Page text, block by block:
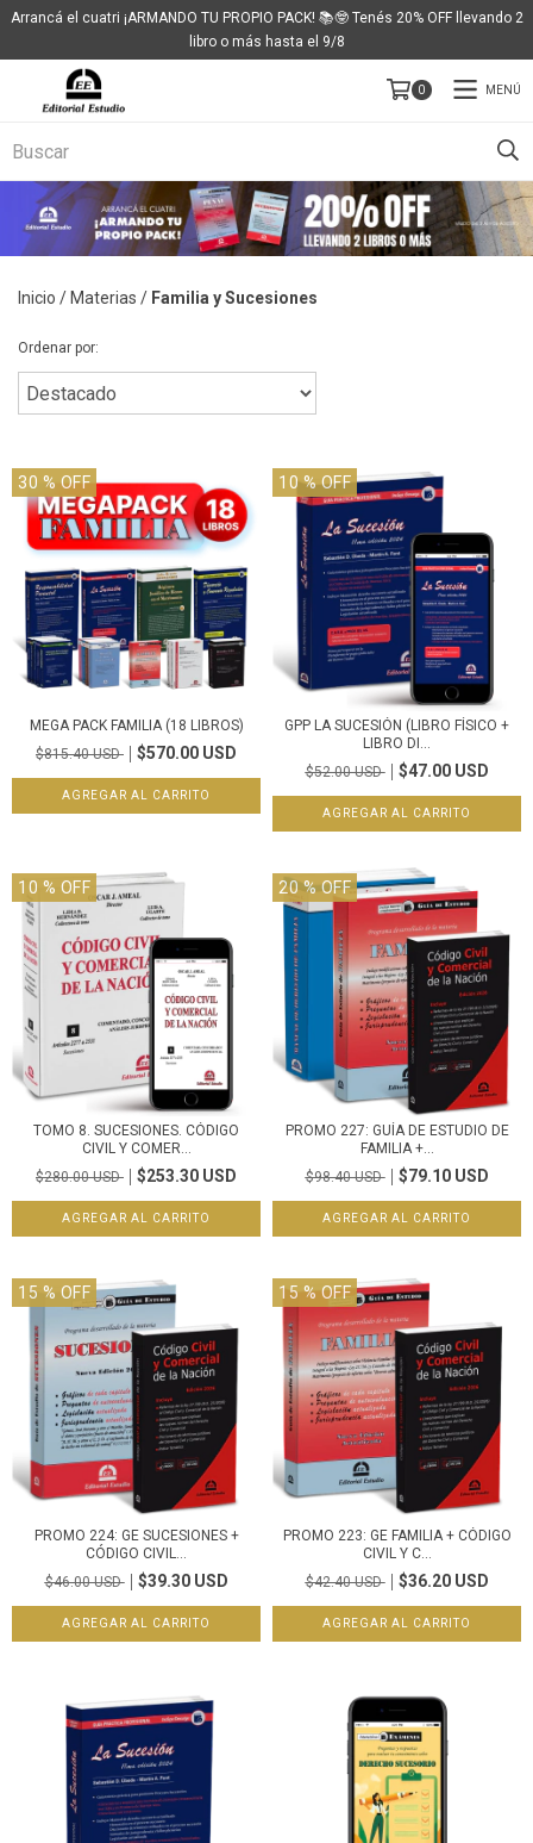
Arrancá el cuatri ¡ARMANDO TU PROPIO PACK! 📚🤓 Tenés 20% OFF llevando 2
libro o más hasta el 9/8
0 MENÚ
Inicio / Materias / Familia y Sucesiones
Ordenar por:
30 % OFF
MEGA PACK FAMILIA (18 LIBROS)
$815.40 USD
$570.00 USD
10% OFF
GPP LA SUCESIÓN (LIBRO FÍSICO +
LIBRO DI...
$52.00 USD
$47.00 USD
10 % OFF
TOMO 8. SUCESIONES. CÓDIGO
CIVIL Y COMER...
$280.00 USD
$253.30 USD
20% OFF
PROMO 227: GUÍA DE ESTUDIO DE
FAMILIA +...
$98.40 USD
$79.10 USD
15 % OFF
PROMO 224: GE SUCESIONES +
CÓDIGO CIVIL...
$46.00 USD
$39.30 USD
15 % OFF
PROMO 223: GE FAMILIA + CÓDIGO
CIVIL Y C...
$42.40 USD
$36.20 USD